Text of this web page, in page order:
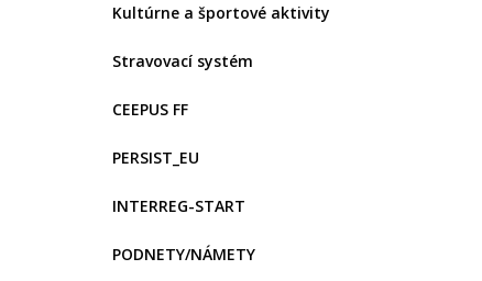
Kultúrne a športové aktivity
Stravovací systém
CEEPUS FF
PERSIST_EU
INTERREG-START
PODNETY/NÁMETY